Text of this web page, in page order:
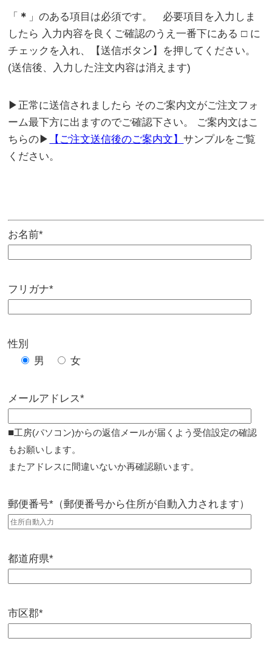
「 ＊ 」のある項目は必須です。 必要項目を入力しま
したら 入力内容を良くご確認のうえ一番下にある □ に
チェックを入れ、【送信ボタン】を押してください。
(送信後、入力した注文内容は消えます)
▶正常に送信されましたら そのご案内文がご注文フォ
ーム最下方に出ますのでご確認下さい。 ご案内文はこ
ちらの▶
【ご注文送信後のご案内文】サンプルをご覧
ください。
お名前*
フリガナ*
性別
男
女
メールアドレス*
■工房(パソコン)からの返信メールが届くよう受信設定の確認
もお願いします。
またアドレスに間違いないか再確認願います。
郵便番号*（郵便番号から住所が自動入力されます）
都道府県*
市区郡*